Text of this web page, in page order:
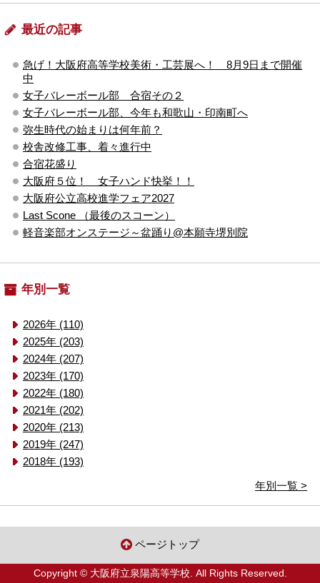
最近の記事
急げ！大阪府高等学校美術・工芸展へ！ 8月9日まで開催
中
女子バレーボール部 合宿その２
女子バレーボール部、今年も和歌山・印南町へ
弥生時代の始まりは何年前？
校舎改修工事、着々進行中
合宿花盛り
大阪府５位！ 女子ハンド快挙！！
大阪府公立高校進学フェア2027
Last Scone （最後のスコーン）
軽音楽部オンステージ～盆踊り@本願寺堺別院
年別一覧
2026年 (110)
2025年 (203)
2024年 (207)
2023年 (170)
2022年 (180)
2021年 (202)
2020年 (213)
2019年 (247)
2018年 (193)
年別一覧 >
ページトップ
Copyright © 大阪府立泉陽高等学校. All Rights Reserved.